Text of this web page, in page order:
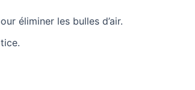
éliminer les bulles d’air.